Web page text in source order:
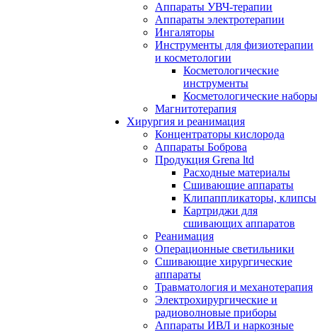
Аппараты УВЧ-терапии
Аппараты электротерапии
Ингаляторы
Инструменты для физиотерапии
и косметологии
Косметологические
инструменты
Косметологические наборы
Магнитотерапия
Хирургия и реанимация
Концентраторы кислорода
Аппараты Боброва
Продукция Grena ltd
Расходные материалы
Сшивающие аппараты
Клипаппликаторы, клипсы
Картриджи для
сшивающих аппаратов
Реанимация
Операционные светильники
Сшивающие хирургические
аппараты
Травматология и механотерапия
Электрохирургические и
радиоволновые приборы
Аппараты ИВЛ и наркозные